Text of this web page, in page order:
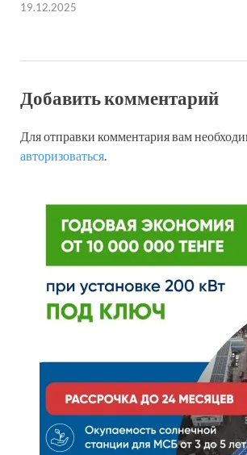
19.12.2025
Добавить комментарий
Для отправки комментария вам
авторизоваться.